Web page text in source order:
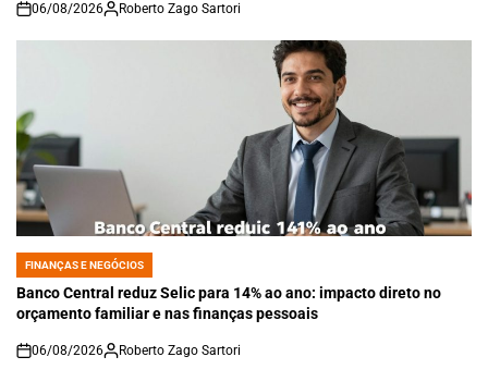
on
06/08/2026 Roberto Zago Sartori
POSTED
IN
FINANÇAS E NEGÓCIOS
Banco Central reduz Selic para 14% ao ano: impacto direto no
orçamento familiar e nas finanças pessoais
on
06/08/2026 Roberto Zago Sartori